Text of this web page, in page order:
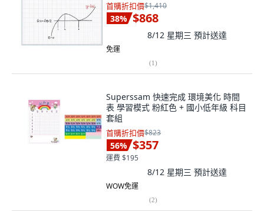
首購折扣價$1,410
38% $868
8/12 星期三 預計送達
免運
(1)
Superssam 快速完成 環境美化 時間
表 學習模式 粉紅色 + 國小低年級 科目
套組
首購折扣價$823
56% $357
運費 $195
8/12 星期三 預計送達
WOW免運
(2)